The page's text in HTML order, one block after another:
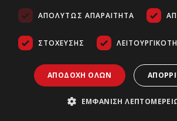
ΑΠΟΛΎΤΩΣ ΑΠΑΡΑΊΤΗΤΑ
ΣΤΌΧΕΥΣΗΣ
ΑΠΟΔΟΧΉ ΌΛΩΝ
ΕΜΦΆΝΙΣΗ